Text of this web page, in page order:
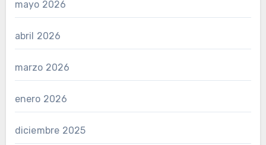
mayo 2026
abril 2026
marzo 2026
enero 2026
diciembre 2025